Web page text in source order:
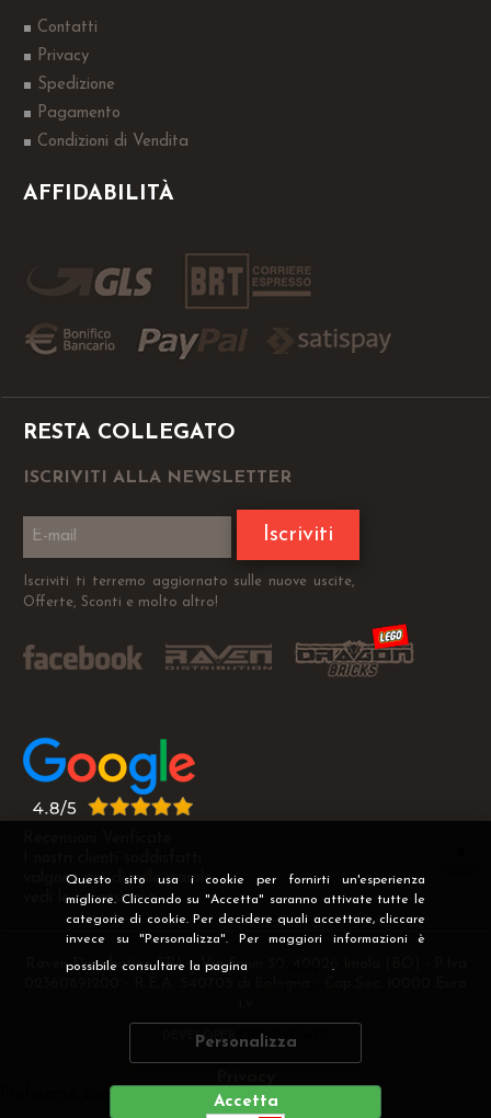
Questo sito usa i cookie per fornirti un'esperienza
migliore. Cliccando su "Accetta" saranno attivate tutte le
categorie di cookie. Per decidere quali accettare, cliccare
invece su "Personalizza". Per maggiori informazioni è
possibile consultare la pagina .
Personalizza
Accetta
Contatti
Privacy
Spedizione
Pagamento
Condizioni di Vendita
AFFIDABILITÀ
RESTA COLLEGATO
ISCRIVITI ALLA NEWSLETTER
Iscriviti
Iscriviti ti terremo aggiornato sulle nuove uscite,
Offerte, Sconti e molto altro!
valgono più di mille parole
vedi le recensioni >
Raven Distribution SRL - Via Fanin 30, 40026 Imola (BO) - P.Iva
DEVELOPER CREATIVE WEB